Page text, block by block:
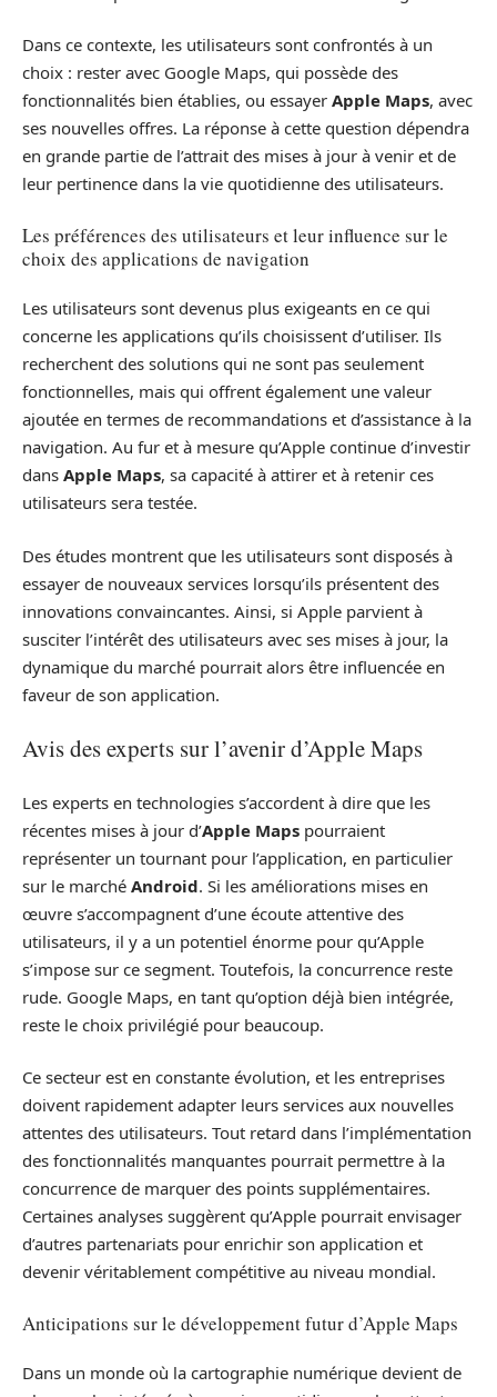
Dans ce contexte, les utilisateurs sont confrontés à un
choix : rester avec Google Maps, qui possède des
fonctionnalités bien établies, ou essayer Apple Maps, avec
ses nouvelles offres. La réponse à cette question dépendra
en grande partie de l’attrait des mises à jour à venir et de
leur pertinence dans la vie quotidienne des utilisateurs.
Les préférences des utilisateurs et leur influence sur le
choix des applications de navigation
Les utilisateurs sont devenus plus exigeants en ce qui
concerne les applications qu’ils choisissent d’utiliser. Ils
recherchent des solutions qui ne sont pas seulement
fonctionnelles, mais qui offrent également une valeur
ajoutée en termes de recommandations et d’assistance à la
navigation. Au fur et à mesure qu’Apple continue d’investir
dans Apple Maps, sa capacité à attirer et à retenir ces
utilisateurs sera testée.
Des études montrent que les utilisateurs sont disposés à
essayer de nouveaux services lorsqu’ils présentent des
innovations convaincantes. Ainsi, si Apple parvient à
susciter l’intérêt des utilisateurs avec ses mises à jour, la
dynamique du marché pourrait alors être influencée en
faveur de son application.
Avis des experts sur l’avenir d’Apple Maps
Les experts en technologies s’accordent à dire que les
récentes mises à jour d’Apple Maps pourraient
représenter un tournant pour l’application, en particulier
sur le marché Android. Si les améliorations mises en
œuvre s’accompagnent d’une écoute attentive des
utilisateurs, il y a un potentiel énorme pour qu’Apple
s’impose sur ce segment. Toutefois, la concurrence reste
rude. Google Maps, en tant qu’option déjà bien intégrée,
reste le choix privilégié pour beaucoup.
Ce secteur est en constante évolution, et les entreprises
doivent rapidement adapter leurs services aux nouvelles
attentes des utilisateurs. Tout retard dans l’implémentation
des fonctionnalités manquantes pourrait permettre à la
concurrence de marquer des points supplémentaires.
Certaines analyses suggèrent qu’Apple pourrait envisager
d’autres partenariats pour enrichir son application et
devenir véritablement compétitive au niveau mondial.
Anticipations sur le développement futur d’Apple Maps
Dans un monde où la cartographie numérique devient de